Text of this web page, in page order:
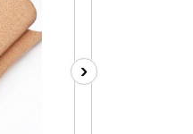
›